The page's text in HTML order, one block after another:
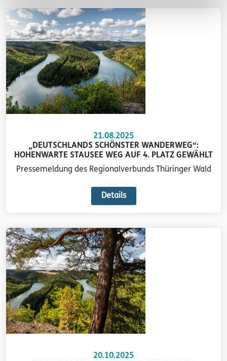
21.08.2025
„DEUTSCHLANDS SCHÖNSTER WANDERWEG“:
HOHENWARTE STAUSEE WEG AUF 4. PLATZ GEWÄHLT
Pressemeldung des Regionalverbunds Thüringer Wald
Details
20.10.2025